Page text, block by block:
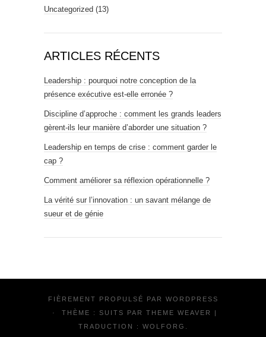
Uncategorized (13)
ARTICLES RÉCENTS
Leadership : pourquoi notre conception de la
présence exécutive est-elle erronée ?
Discipline d’approche : comment les grands leaders
gèrent-ils leur manière d’aborder une situation ?
Leadership en temps de crise : comment garder le
cap ?
Comment améliorer sa réflexion opérationnelle ?
La vérité sur l’innovation : un savant mélange de
sueur et de génie
FIÈREMENT PROPULSÉ PAR WORDPRESS
·
THÈME : SUITS PAR THEME WEAVER
TRADUCTION : WOLFORG